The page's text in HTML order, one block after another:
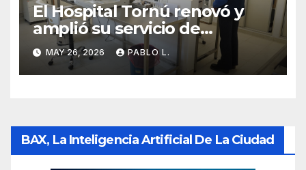
El Hospital Tornú renovó y
amplió su servicio de
Anatomía Patológica en
Parque Chas
MAY 26, 2026 PABLO L.
BAX, La Inteligencia Artificial De La Ciudad